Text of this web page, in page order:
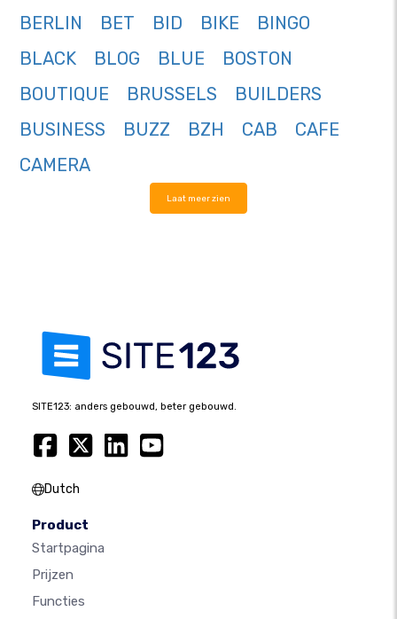
BERLIN
BET BID BIKE
BINGO
BLACK
BLOG BLUE
BOSTON
BOUTIQUE
BRUSSELS
BUILDERS
BUSINESS
BUZZ BZH CAB
CAFE
CAMERA
Laat meer zien
SITE123: anders gebouwd, beter gebouwd.
Dutch
Product
Startpagina
Prijzen
Functies